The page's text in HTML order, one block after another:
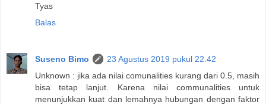
Tyas
Balas
Suseno Bimo
23 Agustus 2019 pukul 22.42
Unknown : jika ada nilai comunalities kurang dari 0.5, masih
bisa tetap lanjut. Karena nilai communalities untuk
menunjukkan kuat dan lemahnya hubungan dengan faktor